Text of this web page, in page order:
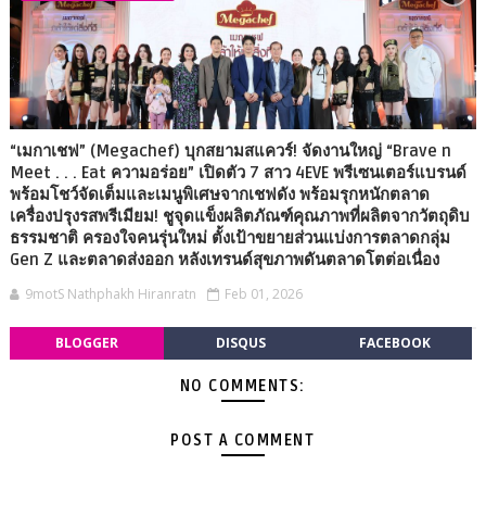
“เมกาเชฟ” (Megachef) บุกสยามสแควร์! จัดงานใหญ่ “Brave n
Meet . . . Eat ความอร่อย” เปิดตัว 7 สาว 4EVE พรีเซนเตอร์แบรนด์
พร้อมโชว์จัดเต็มและเมนูพิเศษจากเชฟดัง พร้อมรุกหนักตลาด
เครื่องปรุงรสพรีเมียม! ชูจุดแข็งผลิตภัณฑ์คุณภาพที่ผลิตจากวัตถุดิบ
ธรรมชาติ ครองใจคนรุ่นใหม่ ตั้งเป้าขยายส่วนแบ่งการตลาดกลุ่ม
Gen Z และตลาดส่งออก หลังเทรนด์สุขภาพดันตลาดโตต่อเนื่อง
9motS Nathphakh Hiranratn Feb 01, 2026
BLOGGER DISQUS FACEBOOK
NO COMMENTS:
POST A COMMENT